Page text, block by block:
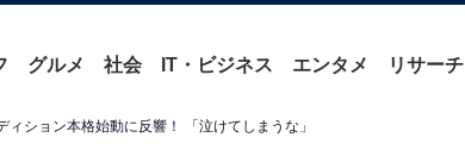
グルメ 社会 IT・ビジネス エンタメ リサーチ
ション本格始動に反響！ 「泣けてしまうな」